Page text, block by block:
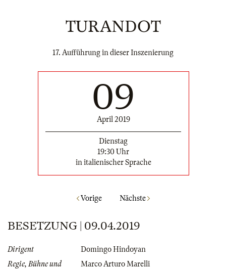
TURANDOT
17. Aufführung in dieser Inszenierung
09
April 2019
Dienstag
19:30 Uhr
in italienischer Sprache
Vorige Nächste
BESETZUNG | 09.04.2019
Dirigent
Domingo Hindoyan
Regie, Bühne und
Marco Arturo Marelli